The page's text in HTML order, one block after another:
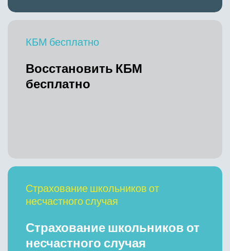
КБМ бесплатно
Восстановить КБМ
бесплатно
Страхование школьников от
несчастного случая
Страхование школьников от
несчастного случая